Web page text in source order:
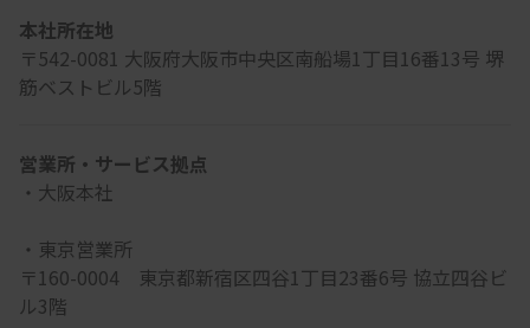
本社所在地
〒542-0081 大阪府大阪市中央区南船場1丁目16番13号 堺
筋ベストビル5階
営業所・サービス拠点
・大阪本社
・東京営業所
〒160-0004　東京都新宿区四谷1丁目23番6号 協立四谷ビ
ル3階